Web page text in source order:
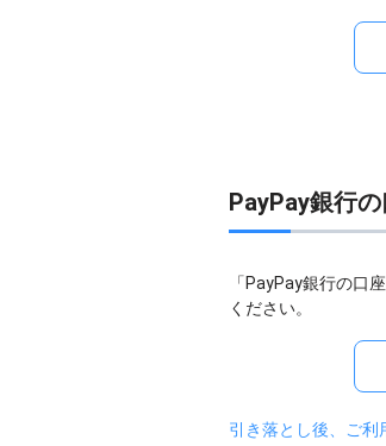
PayPay銀行
「PayPay銀行の口
ください。
引き落とし後、ご利